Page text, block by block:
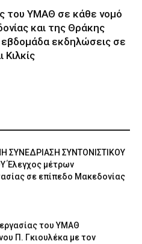
του ΥΜΑΘ σε κάθε νομό
και της Θράκης
εκδηλώσεις σε
Κιλκίς
ΣΥΝΕΔΡΙΑΣΗ ΣΥΝΤΟΝΙΣΤΙΚΟΥ
Έλεγχος μέτρων
σε επίπεδο Μακεδονίας
του ΥΜΑΘ
Π. Γκιουλέκα με τον